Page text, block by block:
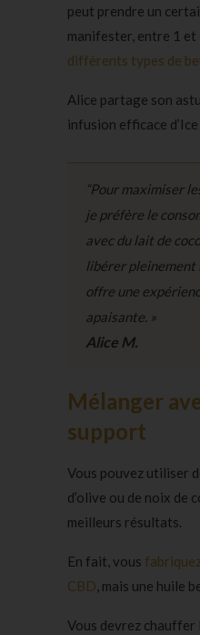
peut prendre un
manifester, entre 1
diffèrents types de
Alice partage son
infusion efficace
“Pour maximiser
je préfère le
avec du lait de
libérer pleinement
offre une
apaisante. »
Alice M.
Mélanger
support
Vous pouvez utiliser
d’olive ou de noix de
meilleurs résultats.
En fait, vous
CBD, mais une huile
Vous devrez chauffer